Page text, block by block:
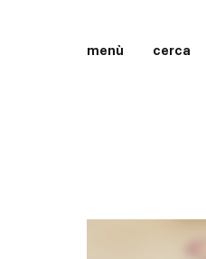
menù cerca